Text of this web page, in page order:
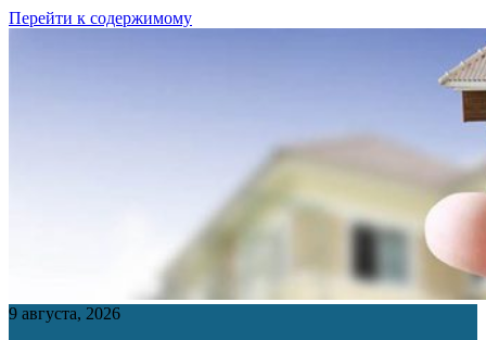
Перейти к содержимому
9 августа, 2026